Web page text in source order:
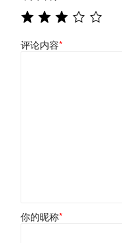
评论内容*
你的昵称*